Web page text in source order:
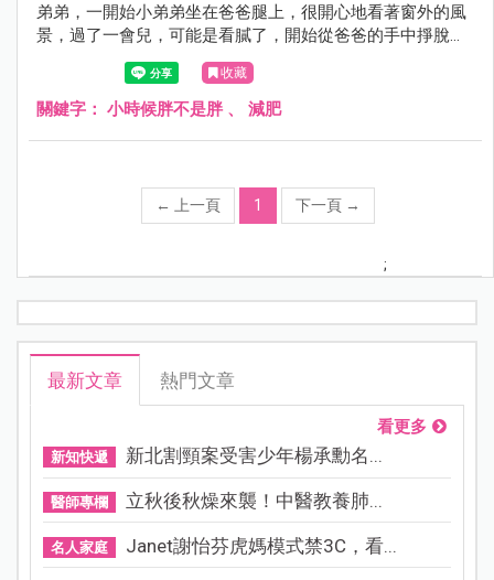
弟弟，一開始小弟弟坐在爸爸腿上，很開心地看著窗外的風
景，過了一會兒，可能是看膩了，開始從爸爸的手中掙脫，
接著開始大哭大鬧又尖叫。
收藏
關鍵字： 小時候胖不是胖、 減肥
← 上一頁 1 下一頁 →
;
最新文章 熱門文章
看更多
新知快遞 新北割頸案受害少年楊承勳名...
醫師專欄 立秋後秋燥來襲！中醫教養肺...
名人家庭 Janet謝怡芬虎媽模式禁3C，看...